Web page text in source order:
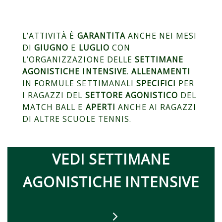
L’ATTIVITÀ È GARANTITAANCHE NEI MESI
DIGIUGNO E LUGLIO CON
L’ORGANIZZAZIONE DELLE SETTIMANE
AGONISTICHE INTENSIVE. ALLENAMENTI
IN FORMULE SETTIMANALI SPECIFICI PER
I RAGAZZI DEL SETTORE AGONISTICO DEL
MATCH BALL E APERTI ANCHE AI RAGAZZI
DI ALTRE SCUOLE TENNIS.
VEDI SETTIMANE
AGONISTICHE INTENSIVE